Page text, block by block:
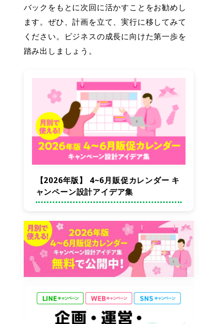
バックをもとに次回に活かすことをお勧めし
ます。ぜひ、計画を立て、実行に移してみて
ください。ビジネスの成長に向けた第一歩を
踏み出しましょう。
【2026年版】 4~6月販促カレンダー キ
ャンペーン設計アイデア集